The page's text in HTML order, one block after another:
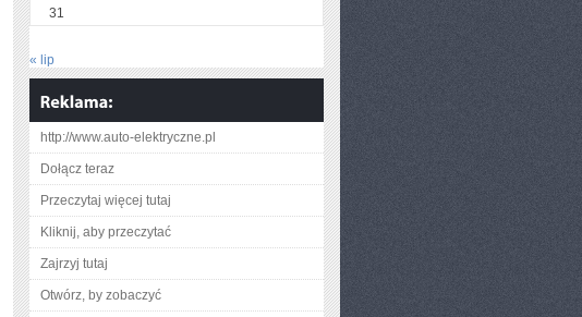
31
« lip
http://www.auto-elektryczne.pl
Dołącz teraz
Przeczytaj więcej tutaj
Kliknij, aby przeczytać
Zajrzyj tutaj
Otwórz, by zobaczyć